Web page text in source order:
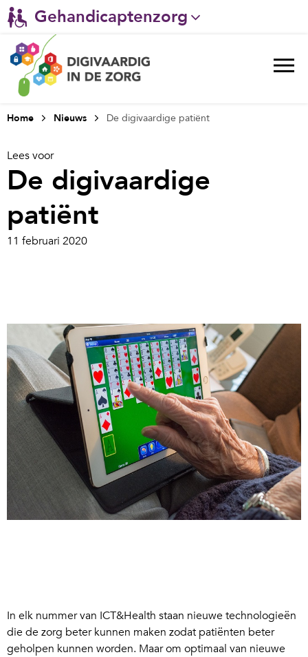
Gehandicaptenzorg
Verpleeghuiszorg & Zorg thuis
Ggz
Ziekenhuizen
Huisartsenzorg
Welzijn / sociaal werk
Home Nieuws De digivaardige patiënt
Lees voor
De digivaardige
patiënt
11 februari 2020
In elk nummer van ICT&Health staan nieuwe technologieën
die de zorg beter kunnen maken zodat patiënten beter
geholpen kunnen worden. Maar om optimaal van nieuwe